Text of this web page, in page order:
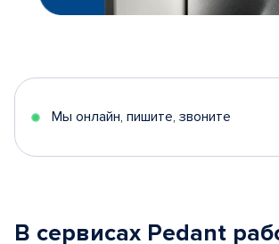
Мы онлайн, пишите, звоните
В сервисах Pedant